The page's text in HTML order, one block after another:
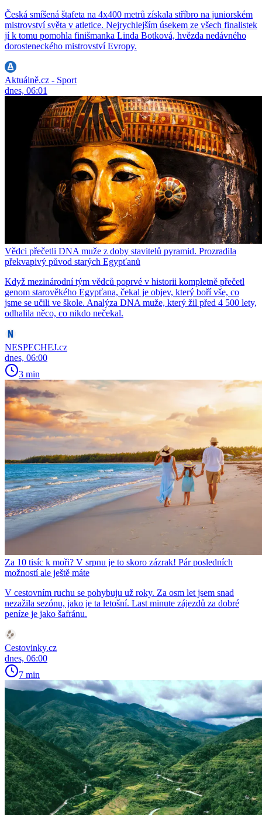
Česká smíšená štafeta na 4x400 metrů získala stříbro na juniorském
mistrovství světa v atletice. Nejrychlejším úsekem ze všech finalistek
jí k tomu pomohla finišmanka Linda Botková, hvězda nedávného
dorosteneckého mistrovství Evropy.
Aktuálně.cz - Sport
dnes, 06:01
Vědci přečetli DNA muže z doby stavitelů pyramid. Prozradila
překvapivý původ starých Egypťanů
Když mezinárodní tým vědců poprvé v historii kompletně přečetl
genom starověkého Egypťana, čekal je objev, který boří vše, co
jsme se učili ve škole. Analýza DNA muže, který žil před 4 500 lety,
odhalila něco, co nikdo nečekal.
NESPECHEJ.cz
dnes, 06:00
3 min
Za 10 tisíc k moři? V srpnu je to skoro zázrak! Pár posledních
možností ale ještě máte
V cestovním ruchu se pohybuju už roky. Za osm let jsem snad
nezažila sezónu, jako je ta letošní. Last minute zájezdů za dobré
peníze je jako šafránu.
Cestovinky.cz
dnes, 06:00
7 min